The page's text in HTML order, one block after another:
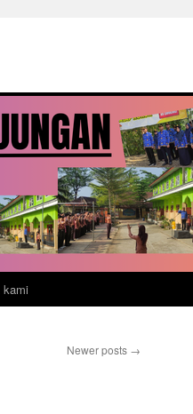
kami
Newer posts →